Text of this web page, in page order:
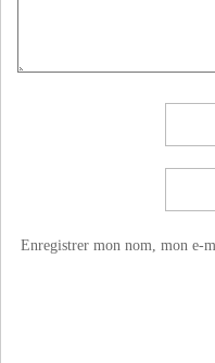
Enregistrer mon nom, mon e-